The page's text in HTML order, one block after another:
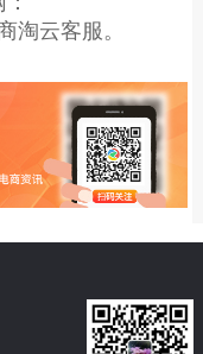
淘云客服。